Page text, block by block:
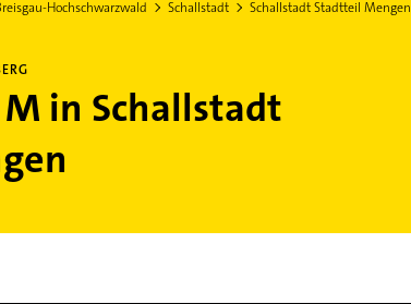
Hochschwarzwald Schallstadt Schallstadt Stadtteil Mengen
in Schallstadt